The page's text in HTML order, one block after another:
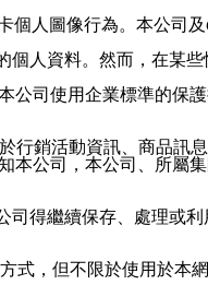
人圖像行為。本公司及
人資料。然而，在某
司使用企業標準的保
銷活動資訊、商品訊
公司，本公司、所屬
得繼續保存、處理或利
式，但不限於使用於本